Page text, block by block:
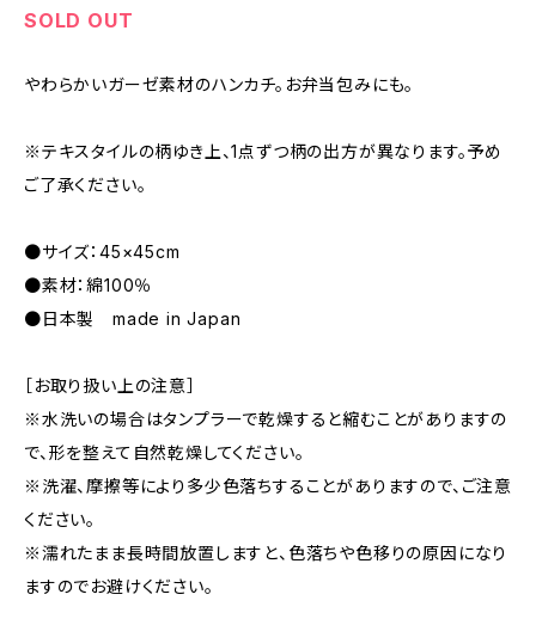
SOLD OUT
やわらかいガーゼ素材のハンカチ。お弁当包みにも。
※テキスタイルの柄ゆき上、1点ずつ柄の出方が異なります。予め
ご了承ください。
●サイズ：45×45cm
●素材：綿100％
●日本製 made in Japan
［お取り扱い上の注意］
※水洗いの場合はタンプラーで乾燥すると縮むことがありますの
で、形を整えて自然乾燥してください。
※洗濯、摩擦等により多少色落ちすることがありますので、ご注意
ください。
※濡れたまま長時間放置しますと、色落ちや色移りの原因になり
ますのでお避けください。